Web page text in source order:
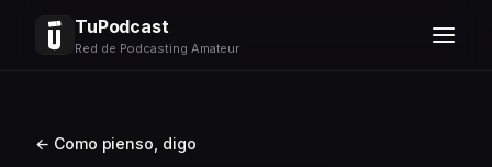
TuPodcast
Red de Podcasting Amateur
← Como pienso, digo